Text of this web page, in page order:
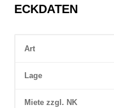
ECKDATEN
Art
Lage
Miete zzgl. NK